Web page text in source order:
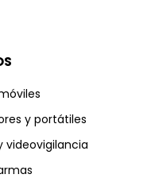
y portátiles
videovigilancia